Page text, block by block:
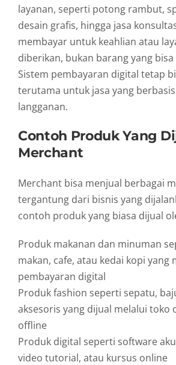
layanan, seperti potong rambut,
desain grafis, hingga jasa
membayar untuk keahlian atau
diberikan, bukan barangyang bisa
Sistem pembayaran digital tetap
terutama untuk jasa yang berbasis
langganan.
Contoh ProdukYang
Merchant
Merchant bisa menjual berbagai
tergantung dari bisnis yang
contoh produkyang biasa dijual
Produk makanan dan minuman
makan, cafe, atau kedai kopi yang
pembayaran digital
Produkfashion seperti sepatu,
aksesoris yang dijual melalui toko
offline
Produk digital seperti software
video tutorial, atau kursus online